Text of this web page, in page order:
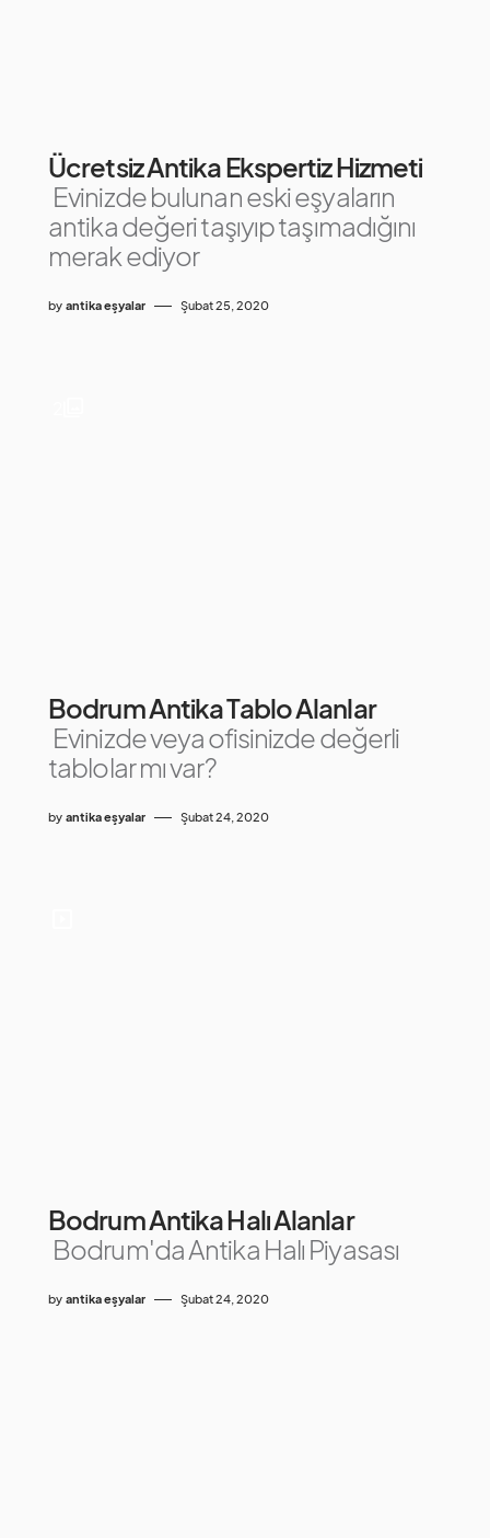
Ücretsiz Antika Ekspertiz Hizmeti
Evinizde bulunan eski eşyaların
antika değeri taşıyıp taşımadığını
merak ediyor
by antika eşyalar Şubat 25, 2020
Bodrum Antika Tablo Alanlar
Evinizde veya ofisinizde değerli
tablolar mı var?
by antika eşyalar Şubat 24, 2020
Bodrum Antika Halı Alanlar
Bodrum'da Antika Halı Piyasası
by antika eşyalar Şubat 24, 2020